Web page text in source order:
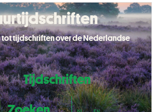
Tijdschriften
tijdschriften over de Nederlandse